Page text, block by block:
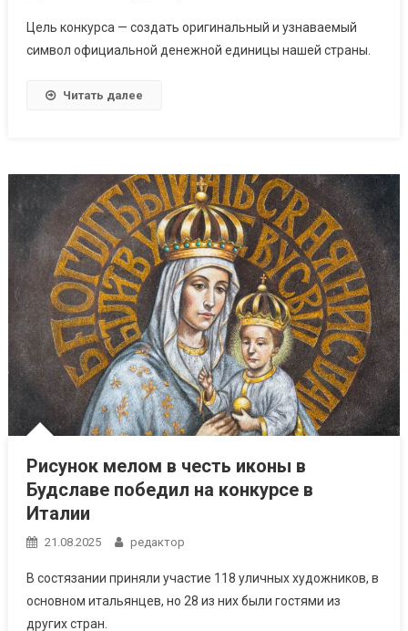
Цель конкурса — создать оригинальный и узнаваемый
символ официальной денежной единицы нашей страны.
Читать далее
Рисунок мелом в честь иконы в
Будславе победил на конкурсе в
Италии
21.08.2025 редактор
В состязании приняли участие 118 уличных художников, в
основном итальянцев, но 28 из них были гостями из
других стран.